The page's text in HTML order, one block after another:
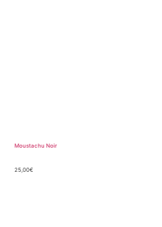
Moustachu Noir
25,00€